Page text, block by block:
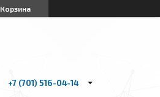
Корзина
+7 (701) 516-04-14